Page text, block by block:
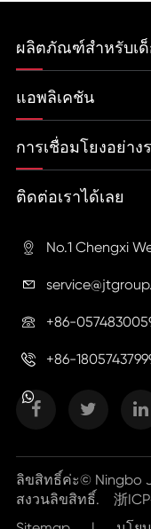
ผลิตภัณฑ์สำหรับเ
แอพลิเคชัน
การเชื่อมโยงอย่าง
ติดต่อเราได้เลย
 No.1 Chengxi

 +86-
 +86-
ลิขสิทธิ์ค่ะ© Ningbo
สงวนลิขสิทธิ์. 浙